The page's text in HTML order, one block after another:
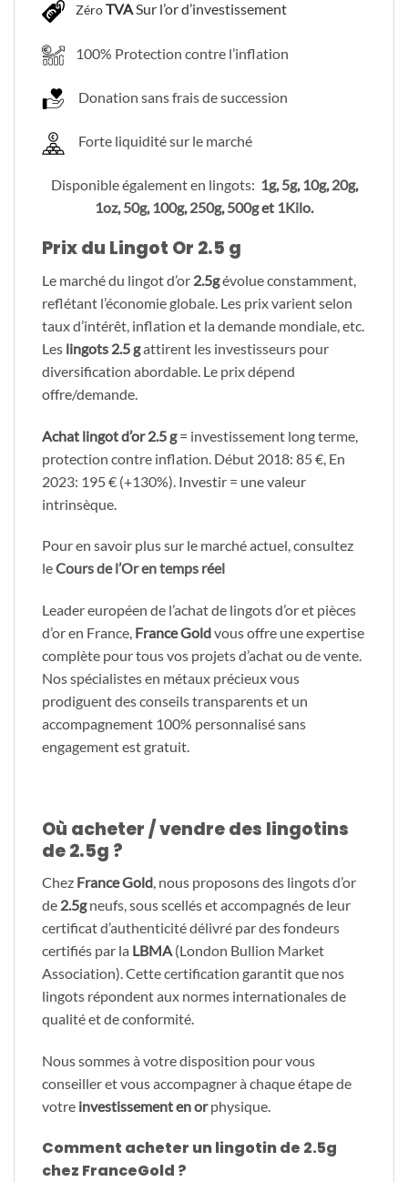
ZéroTVASur l’or d’investissement
100% Protection contre l’inflation
Donation sans frais de succession
Forte liquidité sur le marché
Disponible également en lingots: 1g,5g,10g,20g,
1oz,50g,100g,250g,500get 1Kilo.
Prix du Lingot Or 2.5 g
Le marché du lingot d’or 2.5gévolue constamment,
reflétant l’économie globale. Les prix varient selon
taux d’intérêt, inflation et la demande mondiale, etc.
Les lingots 2.5 gattirent les investisseurs pour
diversification abordable. Le prix dépend
offre/demande.
Achat lingot d’or 2.5 g= investissement long terme,
protection contre inflation. Début 2018: 85 €, En
2023: 195 € (+130%). Investir = une valeur
intrinsèque.
Pour en savoir plus sur le marché actuel, consultez
leCours de l’Or en temps réel
Leader européen de l’achat de lingots d’or et pièces
d’or en France, France Goldvous offre une expertise
complète pour tous vos projets d’achat ou de vente.
Nos spécialistes en métaux précieux vous
prodiguent des conseils transparents et un
accompagnement 100% personnalisé sans
engagement est gratuit.
Où acheter / vendre des lingotins
de 2.5g ?
Chez France Gold, nous proposons des lingots d’or
de 2.5gneufs, sous scellés et accompagnés de leur
certificat d’authenticité délivré par des fondeurs
certifiés par la LBMA (London Bullion Market
Association). Cette certification garantit que nos
lingots répondent aux normes internationales de
qualité et de conformité.
Nous sommes à votre disposition pour vous
conseiller et vous accompagner à chaque étape de
votre investissement en orphysique.
Comment acheter un lingotin de 2.5g
chez FranceGold ?